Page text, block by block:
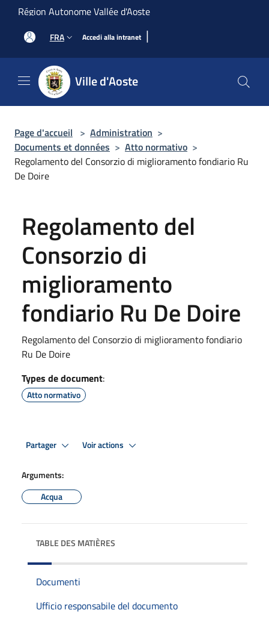
Salta al contenuto principale
Région Autonome Vallée d'Aoste
FRA Accedi alla intranet |
Ville d'Aoste
Page d'accueil > Administration >
Documents et données > Atto normativo >
Regolamento del Consorzio di miglioramento fondiario Ru
De Doire
Regolamento del
Consorzio di
miglioramento
fondiario Ru De Doire
Regolamento del Consorzio di miglioramento fondiario
Ru De Doire
Types de document:
Atto normativo
Partager Voir actions
Arguments:
Acqua
TABLE DES MATIÈRES
Documenti
Ufficio responsabile del documento